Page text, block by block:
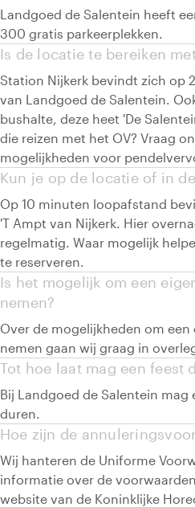
Landgoed de Salentein heeft
300 gratis parkeerplekken.
Is de locatie te bereiken
Station Nijkerk bevindt zich op
van Landgoed de Salentein.
bushalte, deze heet 'De
die reizen met het OV? Vraag
mogelijkheden voor
Kun je op de locatie of in
Op 10 minuten loopafstand
'T Ampt van Nijkerk. Hier
regelmatig. Waar mogelijk
te reserveren.
Is het mogelijk om een
nemen?
Over de mogelijkheden om
nemen gaan wij graag in
Tot hoe laat mag een feest
Bij Landgoed de Salentein
duren.
Hoe zijn de
Wij hanteren de Uniforme
informatie over de
website van de Koninklijke